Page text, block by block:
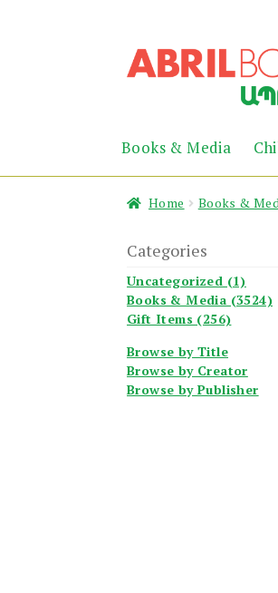
to
navigation
to
content
Books & Media
Home Books &
Categories
Uncategorized (1)
Books & Media (3524)
Gift Items (256)
Browse by Title
Browse by Creator
Browse by Publisher